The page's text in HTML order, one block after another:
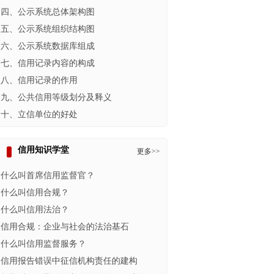
四、公示系统总体架构图
五、公示系统组织结构图
六、公示系统数据库组成
七、信用记录内容的构成
八、信用记录的作用
九、公共信用等级划分及释义
十、立信单位的好处
信用知识学堂 更多>>
什么叫首席信用监督官？
什么叫信用合规？
什么叫信用法治？
信用合规：企业与社会的法治基石
什么叫信用监督服务？
信用报告错误中征信机构责任的建构